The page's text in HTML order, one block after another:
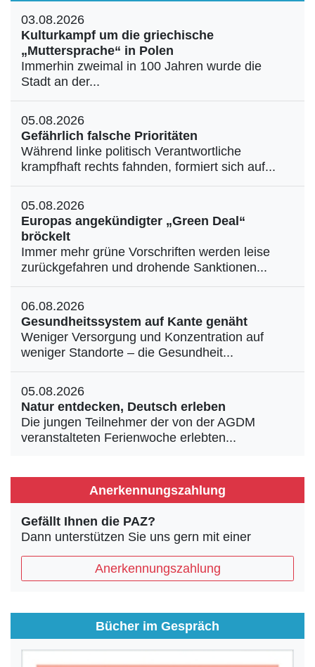
03.08.2026
Kulturkampf um die griechische
„Muttersprache“ in Polen
Immerhin zweimal in 100 Jahren wurde die
Stadt an der...
05.08.2026
Gefährlich falsche Prioritäten
Während linke politisch Verantwortliche
krampfhaft rechts fahnden, formiert sich auf...
05.08.2026
Europas angekündigter „Green Deal“
bröckelt
Immer mehr grüne Vorschriften werden leise
zurückgefahren und drohende Sanktionen...
06.08.2026
Gesundheitssystem auf Kante genäht
Weniger Versorgung und Konzentration auf
weniger Standorte – die Gesundheit...
05.08.2026
Natur entdecken, Deutsch erleben
Die jungen Teilnehmer der von der AGDM
veranstalteten Ferienwoche erlebten...
Anerkennungszahlung
Gefällt Ihnen die PAZ?
Dann unterstützen Sie uns gern mit einer
Anerkennungszahlung
Bücher im Gespräch